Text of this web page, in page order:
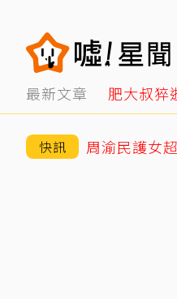
最新文章 肥大叔猝
快訊 周渝民護女